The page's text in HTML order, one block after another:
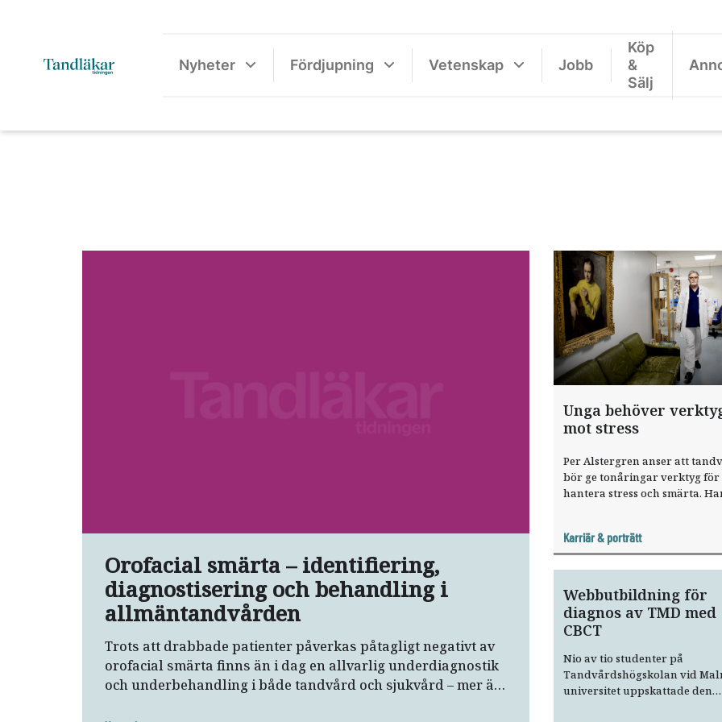
Nyheter Fördjupning Vetenskap Jobb
Köp
&
Sälj
Orofacial smärta – identifiering,
diagnostisering och behandling i
allmäntandvården
Trots att drabbade patienter påverkas påtagligt negativt av
orofacial smärta finns än i dag en allvarlig underdiagnostik
och underbehandling i både tandvård och sjukvård – mer än
Unga behöver
mot stress
Per Alstergren anser att
bör ge tonåringar verktyg för
hantera stress och smärta.
träffar många med
orofacial smärta.
Karriär & porträtt
Webbutbildning för
diagnos av TMD med
CBCT
Nio av tio studenter på
Tandvårdshögskolan vid
universitet uppskattade den